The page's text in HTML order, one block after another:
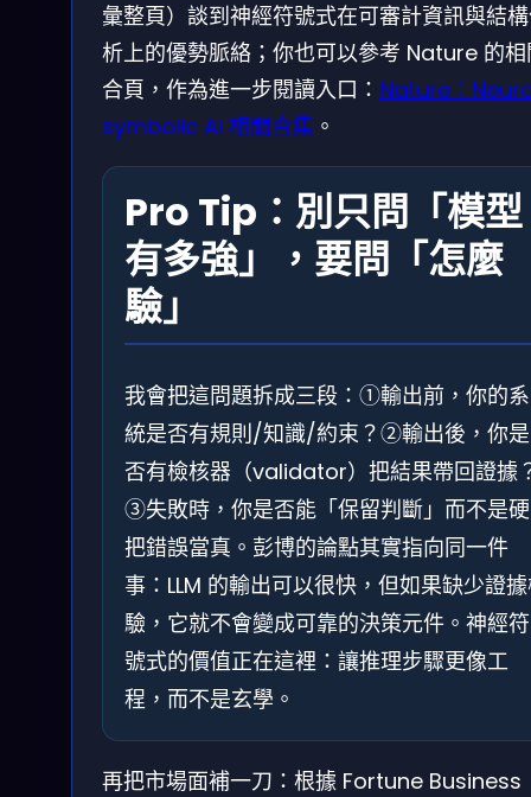
彙整頁）談到神經符號式在可審計資訊與結
析上的優勢脈絡；你也可以參考 Nature 的
合頁，作為進一步閱讀入口： Nature：
symbolic AI 相關合集 。
Pro Tip：別只問「模型
有多強」，要問「怎麼
驗」
我會把這問題拆成三段：①輸出前，你的系
統是否有規則/知識/約束？②輸出後，你是
否有檢核器（validator）把結果帶回證據
③失敗時，你是否能「保留判斷」而不是硬
把錯誤當真。彭博的論點其實指向同一件
事：LLM 的輸出可以很快，但如果缺少證
驗，它就不會變成可靠的決策元件。神經符
號式的價值正在這裡：讓推理步驟更像工
程，而不是玄學。
再把市場面補一刀：根據 Fortune Business